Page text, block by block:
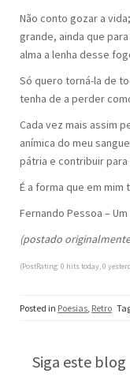
Não conto gozar a
grande, ainda que
alma a lenha desse
Só quero torná-la de
tenha de a perder
Cada vez mais assim
anímica do meu
pátria e contribuir para
É a forma que em mim
Fernando Pessoa –
(postado
(PostRating: 0 hits today, 0
Posted in Poesias, Retro
Siga este blog